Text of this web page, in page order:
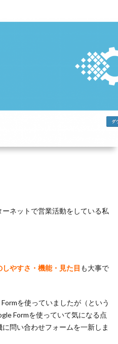
ナ
ー・
講
ネットで営業活動をしている私
しやすさ・機能・見た目 も大事で
を使っていましたが（という
Formを使っていて気になる点
問い合わせフォームを一新しま